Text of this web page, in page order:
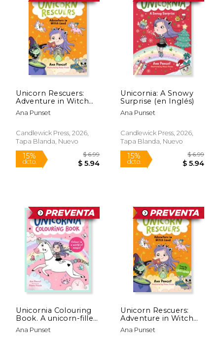
Unicorn Rescuers:
Adventure in Witch
Land (en Inglés)
Ana Punset
Candlewick Press, 2026,
Tapa Blanda, Nuevo
15%
dcto.
$ 6.99
$ 5.94
Unicornia: A Snowy
Surprise (en Inglés)
Ana Punset
Candlewick Press, 2026,
Tapa Blanda, Nuevo
15%
dcto.
Unicornia Colouring
Book. A unicorn-filled,
magical colouring-
activity book for ages
Ana Punset
Unicorn Rescuers:
Adventure in Witch
Land (en Inglés)
Ana Punset